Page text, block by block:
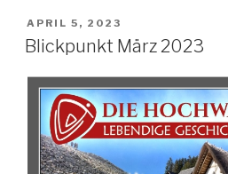
APRIL 5, 2023
Blickpunkt März 2023